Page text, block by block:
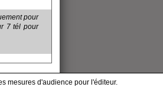
pour
7 tél pour
mesures d'audience pour l'éditeur.